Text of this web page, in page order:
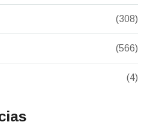
(308)
(566)
(4)